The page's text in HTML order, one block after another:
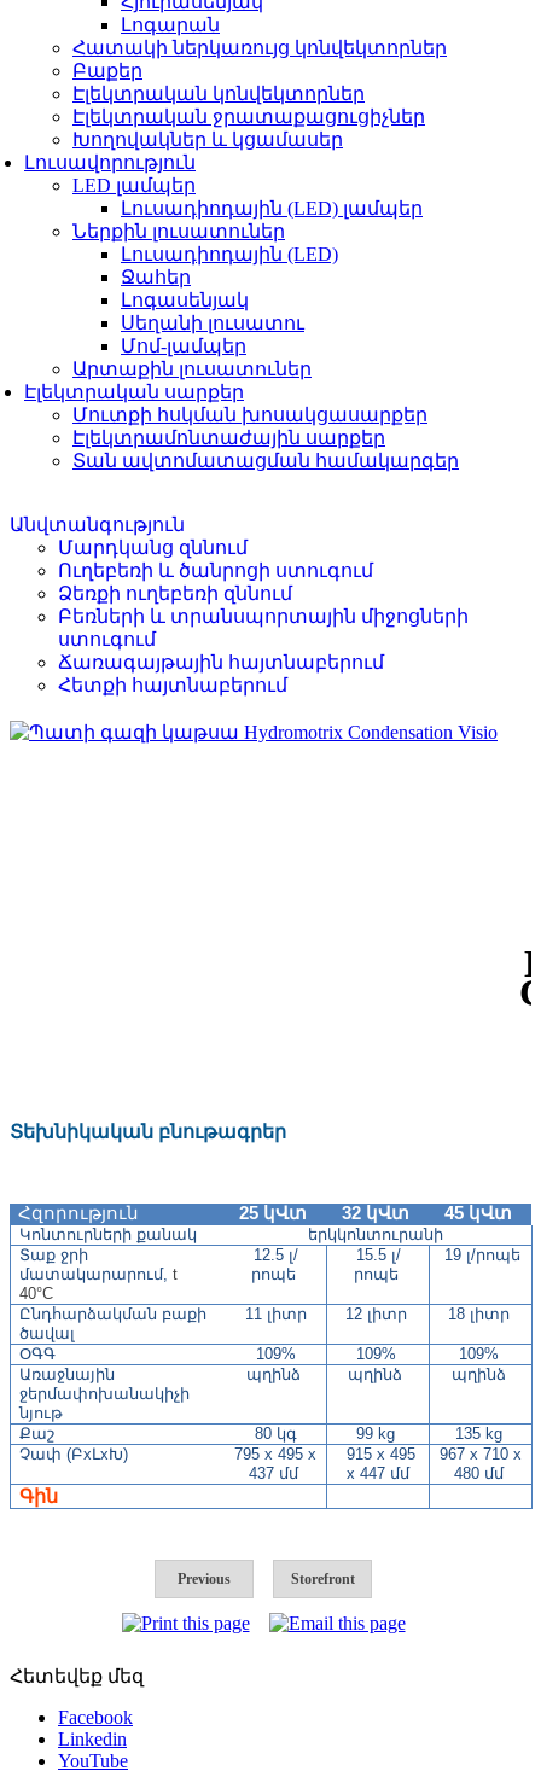
Լոգարան
Հատակի ներկառույց կոնվեկտորներ
Բաքեր
Էլեկտրական կոնվեկտորներ
Էլեկտրական ջրատաքացուցիչներ
Խողովակներ և կցամասեր
Լուսավորություն
LED լամպեր
Լուսադիոդային (LED) լամպեր
Ներքին լուսատուներ
Լուսադիոդային (LED)
Ջահեր
Լոգասենյակ
Սեղանի լուսատու
Մոմ-լամպեր
Արտաքին լուսատուներ
Էլեկտրական սարքեր
Մուտքի հսկման խոսակցասարքեր
Էլեկտրամոնտաժային սարքեր
Տան ավտոմատացման համակարգեր
Անվտանգություն
Մարդկանց զննում
Ուղեբեռի և ծանրոցի ստուգում
Ձեռքի ուղեբեռի զննում
Բեռների և տրանսպորտային միջոցների
ստուգում
Ճառագայթային հայտնաբերում
Հետքի հայտնաբերում
Տեխնիկական բնութագրեր
Հզորություն 25 կՎտ 32 կՎտ 45 կՎտ
Կոնտուրների քանակ
երկկոնտուրանի
Տաք ջրի
մատակարարում,t
40°C
12.5 լ/
րոպե
15.5 լ/
րոպե
19 լ/րոպե
Ընդհարձակման բաքի
ծավալ
11 լիտր 12 լիտր 18 լիտր
ՕԳԳ 109% 109%
109%
Առաջնային
ջերմափոխանակիչի
նյութ
պղինձ պղինձ պղինձ
Քաշ 80 կգ 99 kg
135 kg
Չափ (ԲxԼxԽ)
795 x 495 x
437 մմ
915 x 495
x 447 մմ
967 x 710 x
480 մմ
Գին
Previous Storefront
Հետեվեք մեզ
Facebook
Linkedin
YouTube